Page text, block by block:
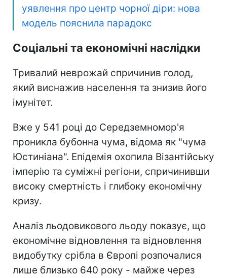
уявлення про центр чорної діри: нова
модель пояснила парадокс
Соціальні та економічні наслідки
Тривалий неврожай спричинив голод,
який виснажив населення та знизив його
імунітет.
Вже у 541 році до Середземномор'я
проникла бубонна чума, відома як "чума
Юстиніана". Епідемія охопила Візантійську
імперію та суміжні регіони, спричинивши
високу смертність і глибоку економічну
кризу.
Аналіз льодовикового льоду показує, що
економічне відновлення та відновлення
видобутку срібла в Європі розпочалися
лише близько 640 року - майже через